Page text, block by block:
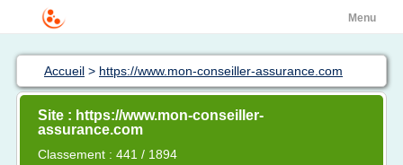
Menu
Accueil > https://www.mon-conseiller-assurance.com
Site : https://www.mon-conseiller-
assurance.com
Classement : 441 / 1894